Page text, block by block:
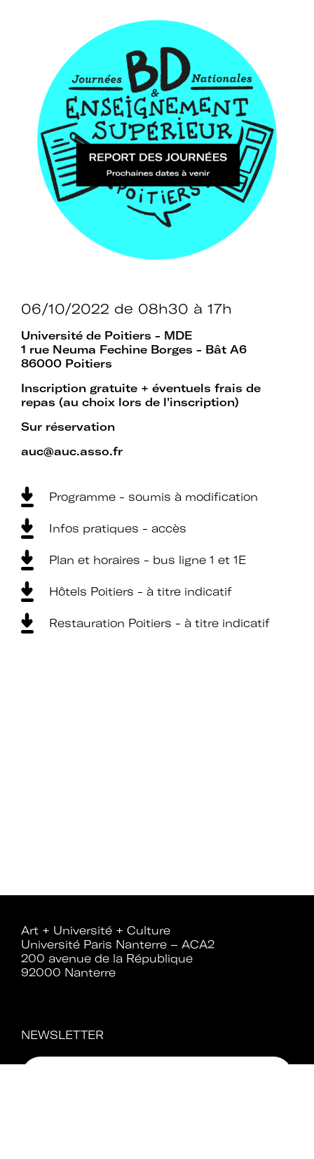
06/10/2022 de 08h30 à 17h
Université de Poitiers - MDE
1 rue Neuma Fechine Borges - Bât A6
86000 Poitiers
Inscription gratuite + éventuels frais de
repas (au choix lors de l'inscription)
Sur réservation
auc@auc.asso.fr
Programme - soumis à modification
Infos pratiques - accès
Plan et horaires - bus ligne 1 et 1E
Hôtels Poitiers - à titre indicatif
Restauration Poitiers - à titre indicatif
Art + Université + Culture
Université Paris Nanterre – ACA2
200 avenue de la République
92000 Nanterre
NEWSLETTER